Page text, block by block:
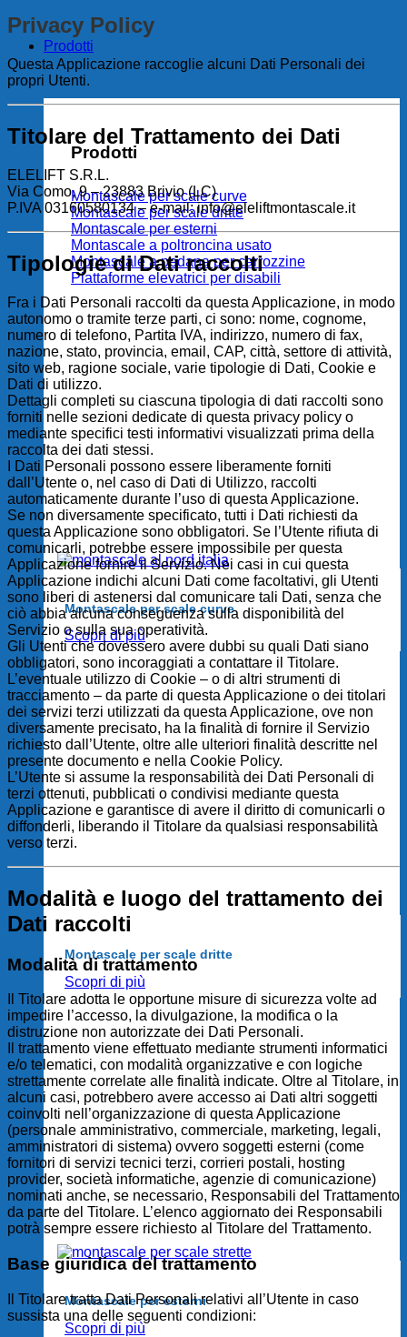
Prodotti
Prodotti
Montascale per scale curve
Montascale per scale dritte
Montascale per esterni
Montascale a poltroncina usato
Montascale a pedana per carrozzine
Piattaforme elevatrici per disabili
Montascale per scale curve
Scopri di più
Montascale per scale dritte
Scopri di più
Montascale per esterni
Scopri di più
Privacy Policy
Questa Applicazione raccoglie alcuni Dati Personali dei
propri Utenti.
Titolare del Trattamento dei Dati
ELELIFT S.R.L.
Via Como, 9 – 23883 Brivio (LC)
P.IVA 03160580134 – e-mail:info@eleliftmontascale.it
Tipologie di Dati raccolti
Fra i Dati Personali raccolti da questa Applicazione, in modo
autonomo o tramite terze parti, ci sono: nome, cognome,
numero di telefono, Partita IVA, indirizzo, numero di fax,
nazione, stato, provincia, email, CAP, città, settore di attività,
sito web, ragione sociale, varie tipologie di Dati, Cookie e
Dati di utilizzo.
Dettagli completi su ciascuna tipologia di dati raccolti sono
forniti nelle sezioni dedicate di questa privacy policy o
mediante specifici testi informativi visualizzati prima della
raccolta dei dati stessi.
I Dati Personali possono essere liberamente forniti
dall’Utente o, nel caso di Dati di Utilizzo, raccolti
automaticamente durante l’uso di questa Applicazione.
Se non diversamente specificato, tutti i Dati richiesti da
questa Applicazione sono obbligatori. Se l’Utente rifiuta di
comunicarli, potrebbe essere impossibile per questa
Applicazione fornire il Servizio. Nei casi in cui questa
Applicazione indichi alcuni Dati come facoltativi, gli Utenti
sono liberi di astenersi dal comunicare tali Dati, senza che
ciò abbia alcuna conseguenza sulla disponibilità del
Servizio o sulla sua operatività.
Gli Utenti che dovessero avere dubbi su quali Dati siano
obbligatori, sono incoraggiati a contattare il Titolare.
L’eventuale utilizzo di Cookie – o di altri strumenti di
tracciamento – da parte di questa Applicazione o dei titolari
dei servizi terzi utilizzati da questa Applicazione, ove non
diversamente precisato, ha la finalità di fornire il Servizio
richiesto dall’Utente, oltre alle ulteriori finalità descritte nel
presente documento e nella Cookie Policy.
L’Utente si assume la responsabilità dei Dati Personali di
terzi ottenuti, pubblicati o condivisi mediante questa
Applicazione e garantisce di avere il diritto di comunicarli o
diffonderli, liberando il Titolare da qualsiasi responsabilità
verso terzi.
Modalità e luogo del trattamento dei
Dati raccolti
Modalità di trattamento
Il Titolare adotta le opportune misure di sicurezza volte ad
impedire l’accesso, la divulgazione, la modifica o la
distruzione non autorizzate dei Dati Personali.
Il trattamento viene effettuato mediante strumenti informatici
e/o telematici, con modalità organizzative e con logiche
strettamente correlate alle finalità indicate. Oltre al Titolare, in
alcuni casi, potrebbero avere accesso ai Dati altri soggetti
coinvolti nell’organizzazione di questa Applicazione
(personale amministrativo, commerciale, marketing, legali,
amministratori di sistema) ovvero soggetti esterni (come
fornitori di servizi tecnici terzi, corrieri postali, hosting
provider, società informatiche, agenzie di comunicazione)
nominati anche, se necessario, Responsabili del Trattamento
da parte del Titolare. L’elenco aggiornato dei Responsabili
potrà sempre essere richiesto al Titolare del Trattamento.
Base giuridica del trattamento
Il Titolare tratta Dati Personali relativi all’Utente in caso
sussista una delle seguenti condizioni: